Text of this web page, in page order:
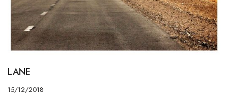
LANE
15/12/2018